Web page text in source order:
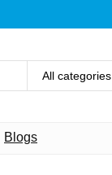
All categories
Blogs